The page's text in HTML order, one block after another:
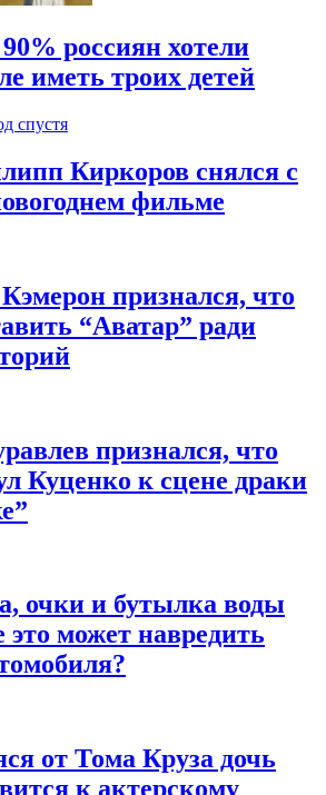
россиян хотели
иметь троих детей
спустя
Киркоров снялся с
фильме
признался, что
“Аватар” ради
признался, что
Куценко к сцене драки
очки и бутылка воды
может навредить
от Тома Круза дочь
к актерскому